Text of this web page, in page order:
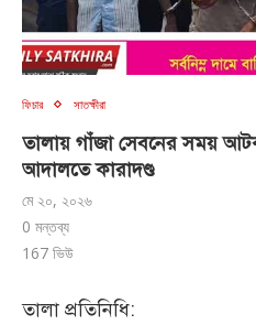
ফিচার সাতক্ষীরা
তালায় গাঁজা সেবনের সময়
আদালতে কারাদণ্ড
মে ২০, ২০২৬
0 মন্তব্য
167 ভিউ
তালা প্রতিনিধি: